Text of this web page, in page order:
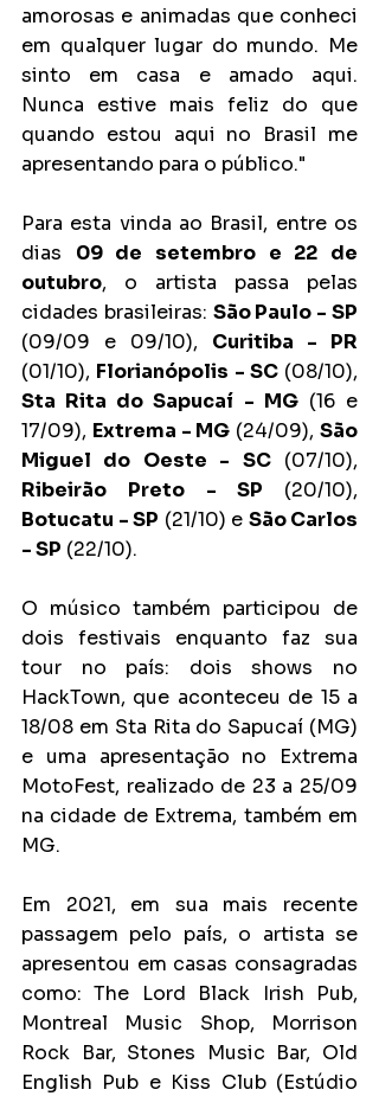
amorosas e animadas que conheci
em qualquer lugar do mundo. Me
sinto em casa e amado aqui.
Nunca estive mais feliz do que
quando estou aqui no Brasil me
apresentando para o público."
Para esta vinda ao Brasil, entre os
dias 09 de setembro e 22 de
outubro, o artista passa pelas
cidades brasileiras: São Paulo - SP
(09/09 e 09/10), Curitiba - PR
(01/10), Florianópolis - SC
Sta Rita do Sapucaí - MG (16 e
17/09), Extrema - MG (24/09), São
Miguel do Oeste - SC
Ribeirão Preto - SP
Botucatu - SP (21/10) e São Carlos
- SP (22/10).
O músico também participou de
dois festivais enquanto faz sua
tour no país: dois shows no
HackTown, que aconteceu de 15 a
18/08 em Sta Rita do Sapucaí (MG)
e uma apresentação no Extrema
MotoFest, realizado de 23 a 25/09
na cidade de Extrema, também em
MG.
Em 2021, em sua mais recente
passagem pelo país, o artista se
apresentou em casas consagradas
como: The Lord Black Irish Pub,
Montreal Music Shop, Morrison
Rock Bar, Stones Music Bar, Old
English Pub e Kiss Club (Estúdio